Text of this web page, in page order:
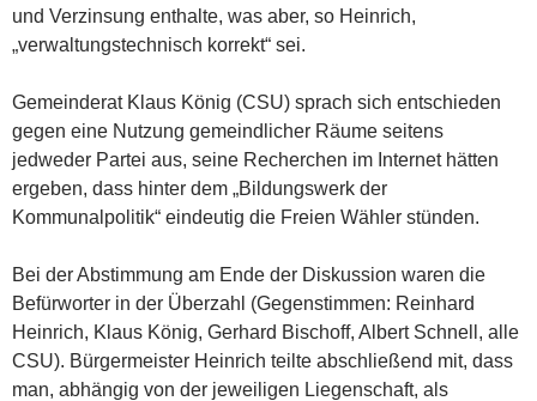
und Verzinsung enthalte, was aber, so Heinrich,
„verwaltungstechnisch korrekt“ sei.
Gemeinderat Klaus König (CSU) sprach sich entschieden
gegen eine Nutzung gemeindlicher Räume seitens
jedweder Partei aus, seine Recherchen im Internet hätten
ergeben, dass hinter dem „Bildungswerk der
Kommunalpolitik“ eindeutig die Freien Wähler stünden.
Bei der Abstimmung am Ende der Diskussion waren die
Befürworter in der Überzahl (Gegenstimmen: Reinhard
Heinrich, Klaus König, Gerhard Bischoff, Albert Schnell, alle
CSU). Bürgermeister Heinrich teilte abschließend mit, dass
man, abhängig von der jeweiligen Liegenschaft, als